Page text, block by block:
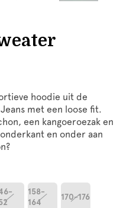
hoodie uit de
met een loose fit.
een kangoeroezak en
en onder aan
158-
164
170-176